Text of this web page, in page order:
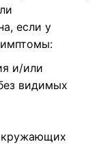
если у
и/или
видимых